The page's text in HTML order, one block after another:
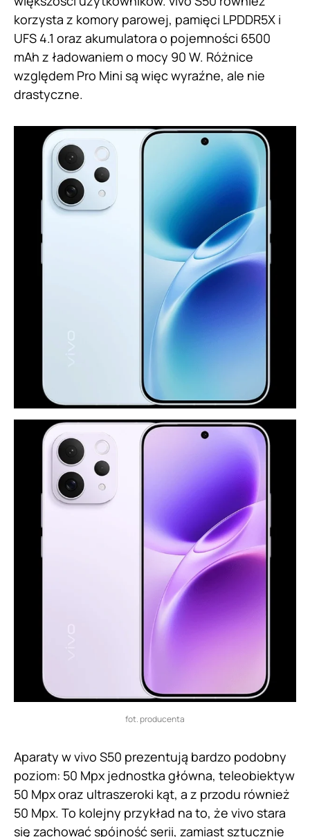
korzysta z komory parowej, pamięci LPDDR5X i
UFS 4.1 oraz akumulatora o pojemności 6500
mAh z ładowaniem o mocy 90 W. Różnice
względem Pro Mini są więc wyraźne, ale nie
drastyczne.
fot. producenta
Aparaty w vivo S50 prezentują bardzo podobny
poziom: 50 Mpx jednostka główna, teleobiektyw
50 Mpx oraz ultraszeroki kąt, a z przodu również
50 Mpx. To kolejny przykład na to, że vivo stara
się zachować spójność serii, zamiast sztucznie